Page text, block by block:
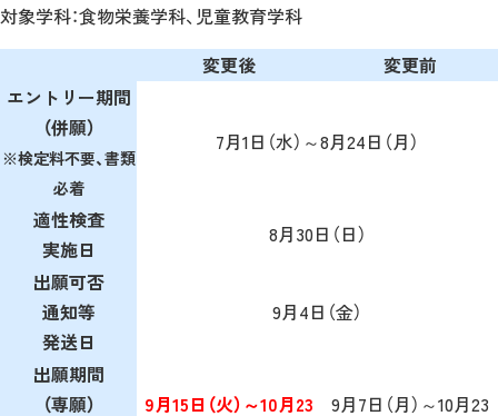
対象学科：食物栄養学科、児童教育学科
変更後
変更前
エントリー期間
（併願）
※検定料不要、書類
必着
7月1日（水）～8月24日（月）
適性検査
実施日
8月30日（日）
出願可否
通知等
発送日
9月4日（金）
出願期間
（専願）
9月15日（火）～10月23
9月7日（月）～10月23